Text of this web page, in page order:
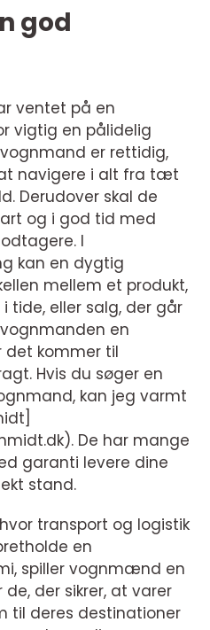
god
ventet på en
vigtig en pålidelig
er rettidig,
navigere i alt fra tæt
Derudover skal de
og i god tid med
I
kan en dygtig
mellem et produkt,
tide, eller salg, der går
en
det kommer til
Hvis du søger en
kan jeg varmt
De har mange
garanti levere dine
stand.
transport og logistik
en
spiller vognmænd en
der sikrer, at varer
til deres destinationer